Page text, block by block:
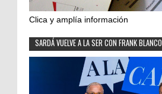
Clica y amplía información
SARDÁ VUELVE A LA SER CON FRANK BLANCO